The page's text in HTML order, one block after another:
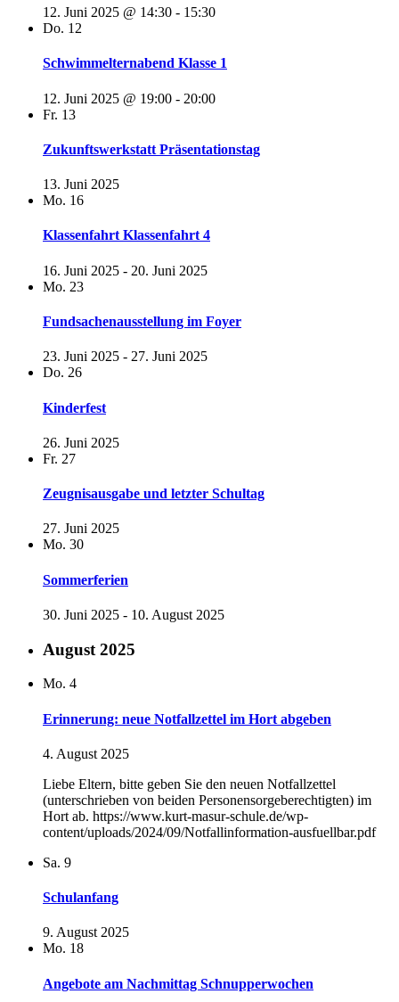
12. Juni 2025 @ 14:30 - 15:30
Do. 12
Schwimmelternabend Klasse 1
12. Juni 2025 @ 19:00 - 20:00
Fr. 13
Zukunftswerkstatt Präsentationstag
13. Juni 2025
Mo. 16
Klassenfahrt Klassenfahrt 4
16. Juni 2025 - 20. Juni 2025
Mo. 23
Fundsachenausstellung im Foyer
23. Juni 2025 - 27. Juni 2025
Do. 26
Kinderfest
26. Juni 2025
Fr. 27
Zeugnisausgabe und letzter Schultag
27. Juni 2025
Mo. 30
Sommerferien
30. Juni 2025 - 10. August 2025
August 2025
Mo. 4
Erinnerung: neue Notfallzettel im Hort abgeben
4. August 2025
Liebe Eltern, bitte geben Sie den neuen Notfallzettel
(unterschrieben von beiden Personensorgeberechtigten) im
Hort ab. https://www.kurt-masur-schule.de/wp-
content/uploads/2024/09/Notfallinformation-ausfuellbar.pdf
Sa. 9
Schulanfang
9. August 2025
Mo. 18
Angebote am Nachmittag Schnupperwochen